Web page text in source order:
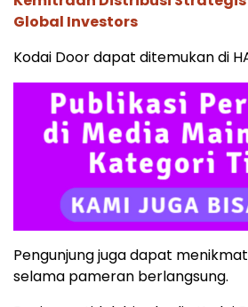
Global Investors
Kodai Door dapat ditemukan di
Pengunjung juga dapat
selama pameran berlangsung.